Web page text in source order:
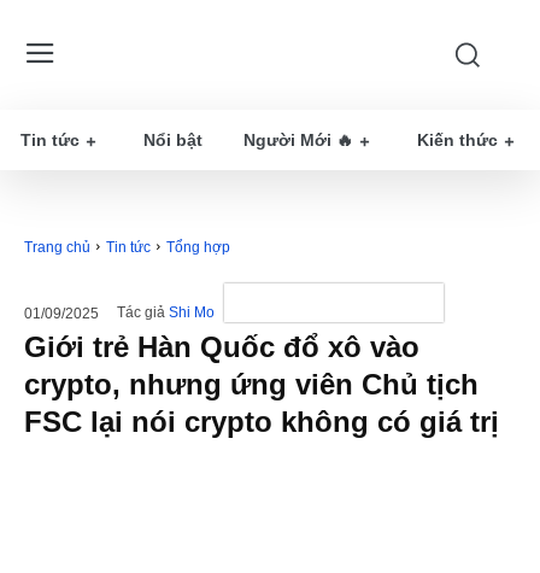
Tin tức Nổi bật Người Mới 🔥 Kiến thức
Trang chủ Tin tức Tổng hợp
01/09/2025 Tác giả Shi Mo
Giới trẻ Hàn Quốc đổ xô vào
crypto, nhưng ứng viên Chủ tịch
FSC lại nói crypto không có giá trị